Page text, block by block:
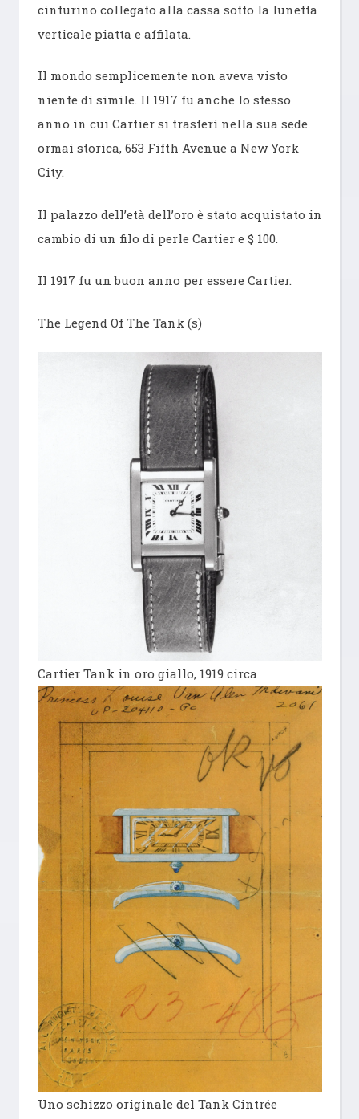
cinturino collegato alla cassa sotto la lunetta
verticale piatta e affilata.
Il mondo semplicemente non aveva visto
niente di simile. Il 1917 fu anche lo stesso
anno in cui Cartier si trasferì nella sua sede
ormai storica, 653 Fifth Avenue a New York
City.
Il palazzo dell’età dell’oro è stato acquistato in
cambio di un filo di perle Cartier e $ 100.
Il 1917 fu un buon anno per essere Cartier.
The Legend Of The Tank (s)
Cartier Tank in oro giallo, 1919 circa
Uno schizzo originale del Tank Cintrée